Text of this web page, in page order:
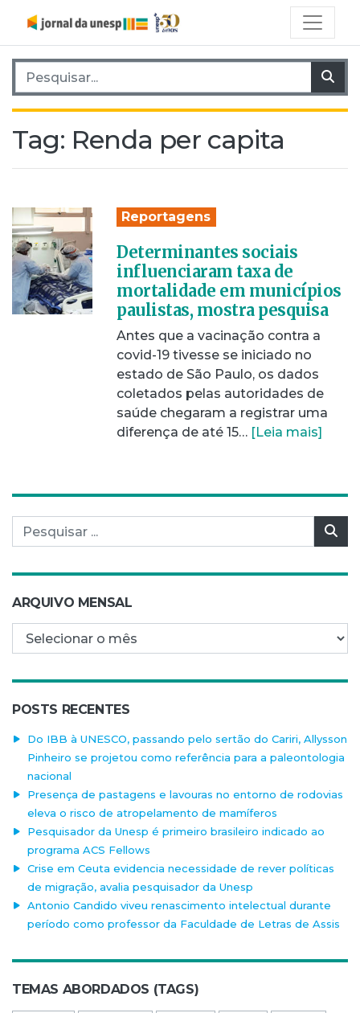
Pesquisar por:
Tag: Renda per capita
Reportagens
Determinantes sociais
influenciaram taxa de
mortalidade em municípios
paulistas, mostra pesquisa
Antes que a vacinação contra a
covid-19 tivesse se iniciado no
estado de São Paulo, os dados
coletados pelas autoridades de
saúde chegaram a registrar uma
diferença de até 15… [Leia mais]
Pesquisar por:
ARQUIVO MENSAL
Arquivo mensal
POSTS RECENTES
Do IBB à UNESCO, passando pelo sertão do Cariri, Allysson
Pinheiro se projetou como referência para a paleontologia
nacional
Presença de pastagens e lavouras no entorno de rodovias
eleva o risco de atropelamento de mamíferos
Pesquisador da Unesp é primeiro brasileiro indicado ao
programa ACS Fellows
Crise em Ceuta evidencia necessidade de rever políticas
de migração, avalia pesquisador da Unesp
Antonio Candido viveu renascimento intelectual durante
período como professor da Faculdade de Letras de Assis
TEMAS ABORDADOS (TAGS)